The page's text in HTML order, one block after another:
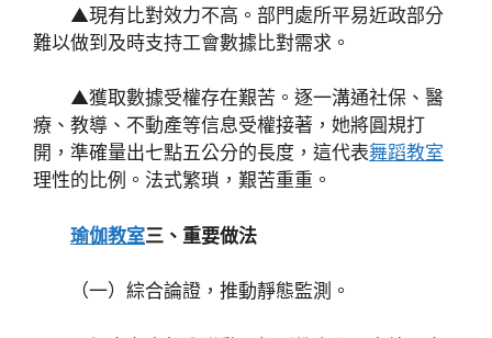
▲現有比對效力不高。部門處所平易近政部分
難以做到及時支持工會數據比對需求。
▲獲取數據受權存在艱苦。逐一溝通社保、醫
療、教導、不動產等信息受權接著，她將圓規打
開，準確量出七點五公分的長度，這代表舞蹈教室
理性的比例。法式繁瑣，艱苦重重。
瑜伽教室三、重要做法
（一）綜合論證，推動靜態監測。